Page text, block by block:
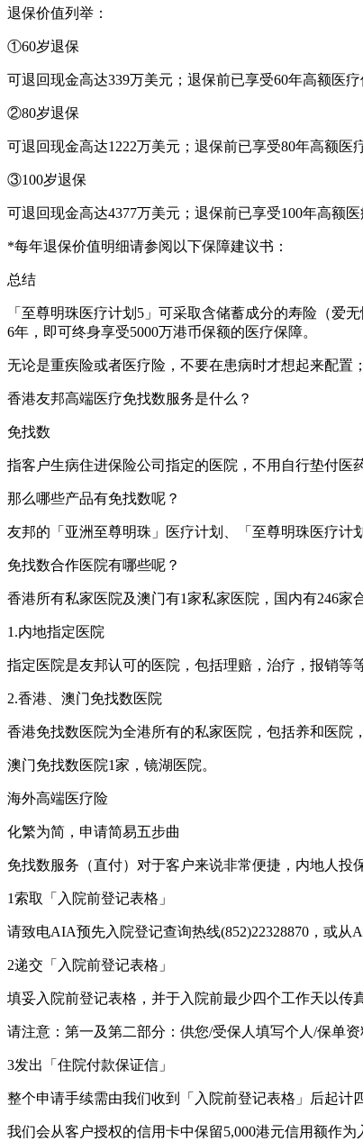
退保价值列举：
①60岁退保
可退回现金高达339万美元；退保前已享受60年高额医
②80岁退保
可退回现金高达1222万美元；退保前已享受80年高额医
③100岁退保
可退回现金高达4377万美元；退保前已享受100年高额
*每年退保价值明细请参阅以下保障建议书：
总结
「至尊明珠医疗计划5」可采取含储蓄成分的寿险（爱
6年，即可终身享受5000万港币保额的医疗保障。
无论是重疾险或者医疗险，不要在患病时才想起来配
香港友邦高端医疗免找数服务是什么？
免找数
指客户生病住进保险公司指定的医院，不用自行垫付
那么哪些产品有免找数呢？
友邦的「亚洲至尊明珠」医疗计划、「至尊明珠医疗
免找数合作医院有哪些呢？
香港所有私家医院及澳门有1家私家医院，国内有246家
1.内地指定医院
指定医院是友邦认可的医院，包括理赔，治疗，报销等
2.香港、澳门免找数医院
香港免找数医院为全港所有的私家医院，包括养和医
澳门免找数医院1家，镜湖医院。
海外高端医疗险
化繁为简，申请简易五步曲
免找数服务（直付）对于客户来说非常便捷，内地人投
1索取「入院前登记表格」
请致电AIA预先入院登记查询热线(852)22328870，或
2递交「入院前登记表格」
填妥入院前登记表格，并于入院前最少四个工作天以传
请注意：第一及第二部分：供您/受保人填写个人/保单
3发出「住院付款保证信」
整个申请手续需由我们收到「入院前登记表格」后起
我们会从客户授权的信用卡中保留5,000港元信用额作